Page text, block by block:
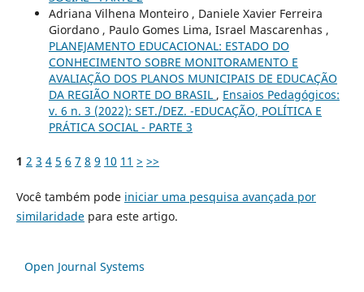
Adriana Vilhena Monteiro , Daniele Xavier Ferreira
Giordano , Paulo Gomes Lima, Israel Mascarenhas ,
PLANEJAMENTO EDUCACIONAL: ESTADO DO
CONHECIMENTO SOBRE MONITORAMENTO E
AVALIAÇÃO DOS PLANOS MUNICIPAIS DE EDUCAÇÃO
DA REGIÃO NORTE DO BRASIL , Ensaios Pedagógicos:
v. 6 n. 3 (2022): SET./DEZ. -EDUCAÇÃO, POLÍTICA E
PRÁTICA SOCIAL - PARTE 3
1 2 3 4 5 6 7 8 9 10 11 > >>
Você também pode iniciar uma pesquisa avançada por
similaridadepara este artigo.
Open Journal Systems